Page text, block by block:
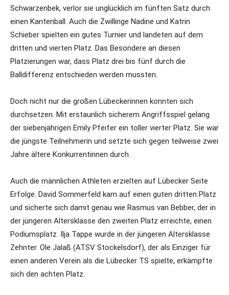
Schwarzenbek, verlor sie unglücklich im fünften Satz durch
einen Kantenball. Auch die Zwillinge Nadine und Katrin
Schieber spielten ein gutes Turnier und landeten auf dem
dritten und vierten Platz. Das Besondere an diesen
Platzierungen war, dass Platz drei bis fünf durch die
Balldifferenz entschieden werden mussten.
Doch nicht nur die großen Lübeckerinnen konnten sich
durchsetzen. Mit erstaunlich sicherem Angriffsspiel gelang
der siebenjährigen Emily Pfeifer ein toller vierter Platz. Sie war
die jüngste Teilnehmerin und setzte sich gegen teilweise zwei
Jahre ältere Konkurrentinnen durch.
Auch die männlichen Athleten erzielten auf Lübecker Seite
Erfolge. David Sommerfeld kam auf einen guten dritten Platz
und sicherte sich damit genau wie Rasmus van Bebber, der in
der jüngeren Altersklasse den zweiten Platz erreichte, einen
Podiumsplatz. Ilja Tappe wurde in der jüngeren Altersklasse
Zehnter. Ole Jalaß (ATSV Stockelsdorf), der als Einziger für
einen anderen Verein als die Lübecker TS spielte, erkämpfte
sich den achten Platz.